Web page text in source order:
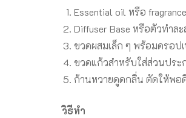
Essential oil หรือ
Diffuser Base หรือตัวทำล
ขวดผสมเล็ก ๆ พร้อมดรอป
ขวดแก้วสำหรับใส่ส่วนประ
ก้านหวายดูดกลิ่น ตัดให้พอ
วิธีทำ